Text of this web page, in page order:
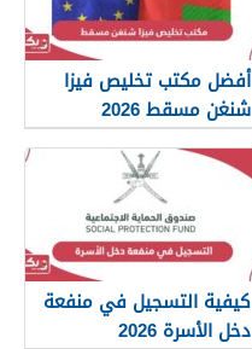
أفضل مكتب تخليص فيزا
شنغن مسقط 2026
كيفية التسجيل في منفعة
دخل الأسرة 2026